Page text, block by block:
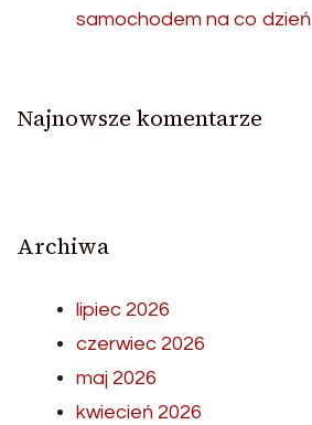
samochodem na co dzień
Najnowsze komentarze
Archiwa
lipiec 2026
czerwiec 2026
maj 2026
kwiecień 2026